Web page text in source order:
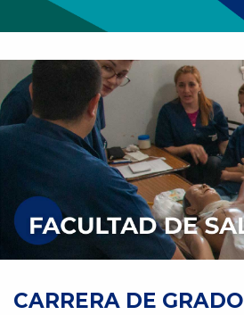
CARRERA DE GRADO